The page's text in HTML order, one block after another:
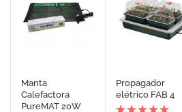
Manta
Calefactora
PureMAT 20W
Propagador
elétrico FAB 4